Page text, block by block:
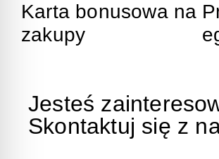
Karta bonusowa na
zakupy
Jesteś
Skontaktuj się z